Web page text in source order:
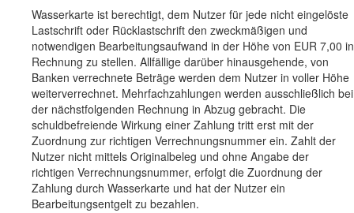
Wasserkarte ist berechtigt, dem Nutzer für jede nicht eingelöste
Lastschrift oder Rücklastschrift den zweckmäßigen und
notwendigen Bearbeitungsaufwand in der Höhe von EUR 7,00 in
Rechnung zu stellen. Allfällige darüber hinausgehende, von
Banken verrechnete Beträge werden dem Nutzer in voller Höhe
weiterverrechnet. Mehrfachzahlungen werden ausschließlich bei
der nächstfolgenden Rechnung in Abzug gebracht. Die
schuldbefreiende Wirkung einer Zahlung tritt erst mit der
Zuordnung zur richtigen Verrechnungsnummer ein. Zahlt der
Nutzer nicht mittels Originalbeleg und ohne Angabe der
richtigen Verrechnungsnummer, erfolgt die Zuordnung der
Zahlung durch Wasserkarte und hat der Nutzer ein
Bearbeitungsentgelt zu bezahlen.